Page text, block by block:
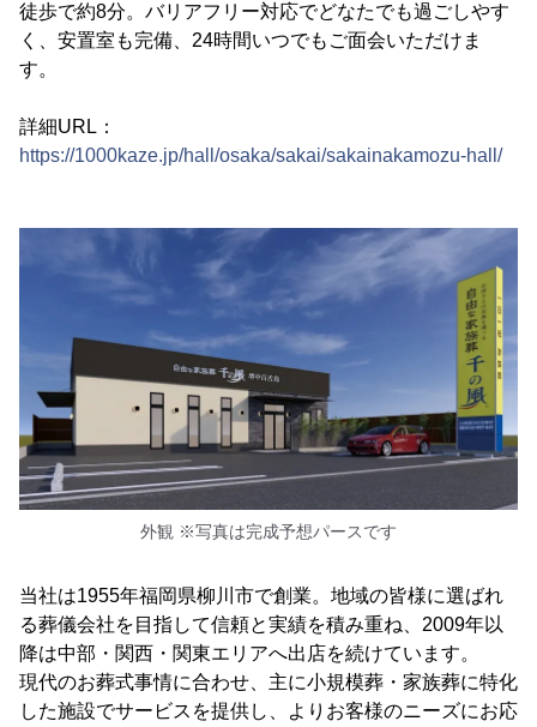
徒歩で約8分。バリアフリー対応でどなたでも過ごしやす
く、安置室も完備、24時間いつでもご面会いただけま
す。
詳細URL：
https://1000kaze.jp/hall/osaka/sakai/sakainakamozu-hall/
外観 ※写真は完成予想パースです
当社は1955年福岡県柳川市で創業。地域の皆様に選ばれ
る葬儀会社を目指して信頼と実績を積み重ね、2009年以
降は中部・関西・関東エリアへ出店を続けています。
現代のお葬式事情に合わせ、主に小規模葬・家族葬に特化
した施設でサービスを提供し、よりお客様のニーズにお応